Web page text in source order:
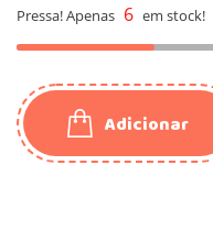
Pressa! Apenas 6 em stock!
Adicionar